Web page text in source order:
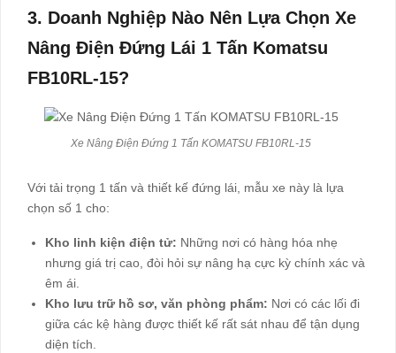
3. Doanh Nghiệp Nào Nên Lựa Chọn Xe
Nâng Điện Đứng Lái 1 Tấn Komatsu
FB10RL-15?
Xe Nâng Điện Đứng 1 Tấn KOMATSU FB10RL-15
Với tải trọng 1 tấn và thiết kế đứng lái, mẫu xe này là lựa
chọn số 1 cho:
Kho linh kiện điện tử: Những nơi có hàng hóa nhẹ
nhưng giá trị cao, đòi hỏi sự nâng hạ cực kỳ chính xác và
êm ái.
Kho lưu trữ hồ sơ, văn phòng phẩm: Nơi có các lối đi
giữa các kệ hàng được thiết kế rất sát nhau để tận dụng
diện tích.